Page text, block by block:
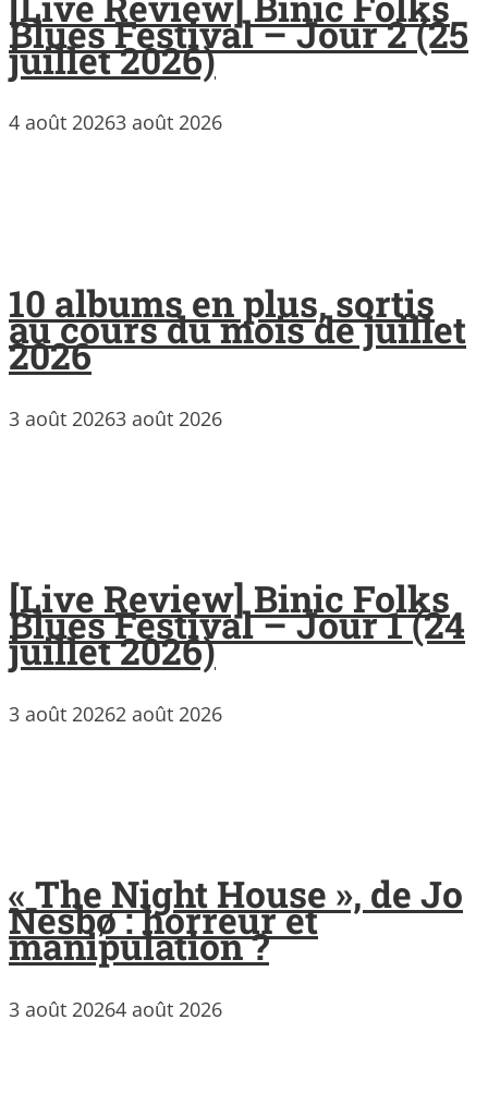
Blues Festival – Jour 2 (25
juillet 2026)
4 août 20263 août 2026
10 albums en plus, sortis
au cours du mois de juillet
2026
3 août 20263 août 2026
[Live Review] Binic Folks
Blues Festival – Jour 1 (24
juillet 2026)
3 août 20262 août 2026
« The Night House », de Jo
Nesbø : horreur et
manipulation ?
3 août 20264 août 2026